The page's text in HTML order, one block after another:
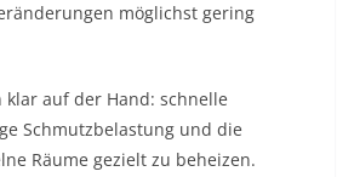
möglichst gering
klar auf der Hand: schnelle
Schmutzbelastung und die
Räume gezielt zu beheizen.